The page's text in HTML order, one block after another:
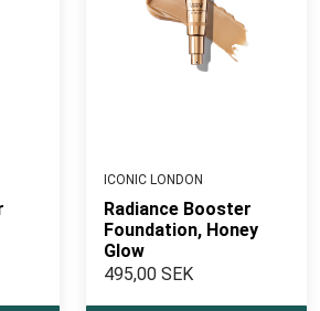
ICONIC LONDON
Radiance Booster
Foundation, Honey
Glow
495,00 SEK